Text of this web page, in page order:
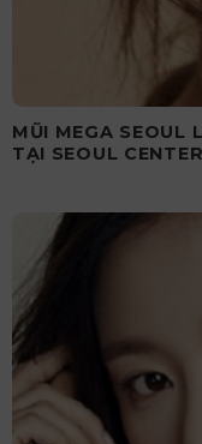
MŨI MEGA SEOUL
TẠI SEOUL CENTER